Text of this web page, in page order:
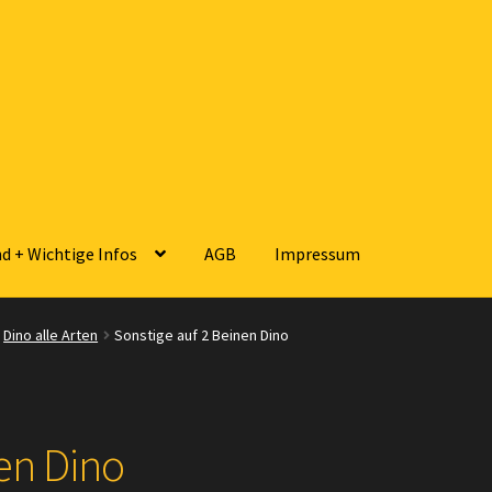
+ Wichtige Infos AGB Impressum
Zahlungsarten Versandarten Kontakt
Dino alle Arten Sonstige auf 2 Beinen Dino
Dino